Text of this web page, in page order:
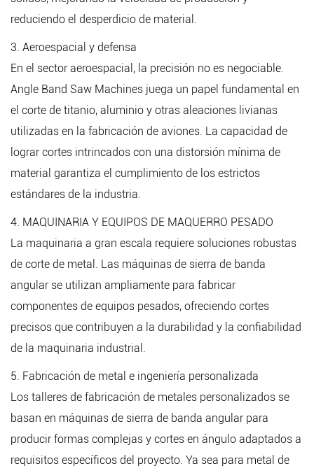
reduciendo el desperdicio de material.
3. Aeroespacial y defensa
En el sector aeroespacial, la precisión no es negociable.
Angle Band Saw Machines juega un papel fundamental en
el corte de titanio, aluminio y otras aleaciones livianas
utilizadas en la fabricación de aviones. La capacidad de
lograr cortes intrincados con una distorsión mínima de
material garantiza el cumplimiento de los estrictos
estándares de la industria.
4. MAQUINARIA Y EQUIPOS DE MAQUERRO PESADO
La maquinaria a gran escala requiere soluciones robustas
de corte de metal. Las máquinas de sierra de banda
angular se utilizan ampliamente para fabricar
componentes de equipos pesados, ofreciendo cortes
precisos que contribuyen a la durabilidad y la confiabilidad
de la maquinaria industrial.
5. Fabricación de metal e ingeniería personalizada
Los talleres de fabricación de metales personalizados se
basan en máquinas de sierra de banda angular para
producir formas complejas y cortes en ángulo adaptados a
requisitos específicos del proyecto. Ya sea para metal de